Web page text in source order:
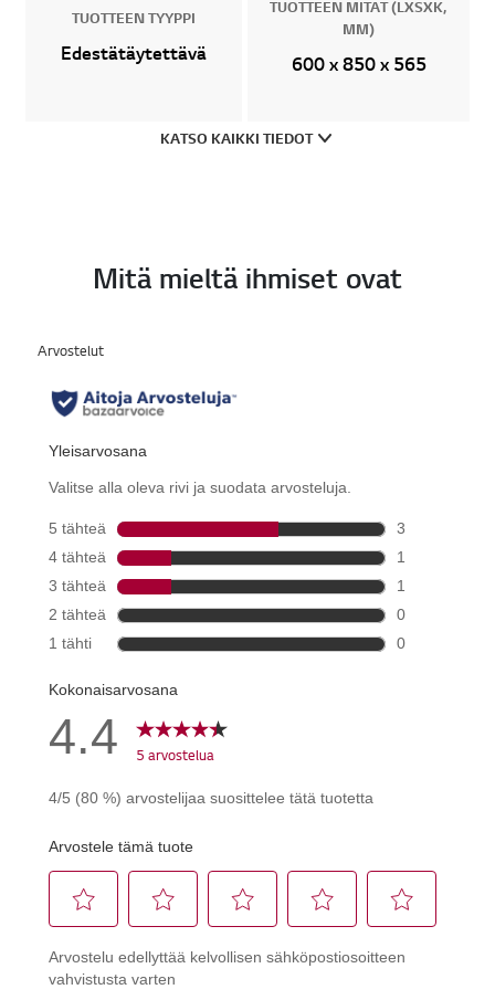
TUOTTEEN TYYPPI
Edestätäytettävä
TUOTTEEN MITAT (LXSXK,
MM)
600 x 850 x 565
KATSO KAIKKI TIEDOT
Mitä mieltä ihmiset ovat